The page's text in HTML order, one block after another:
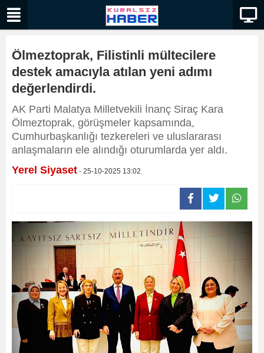
Ölmeztoprak, Filistinli mültecilere
destek amacıyla atılan yeni adımı
değerlendirdi.
AK Parti Malatya Milletvekili İnanç Siraç Kara
Ölmeztoprak, görüşmeler kapsamında,
Cumhurbaşkanlığı tezkereleri ve uluslararası
anlaşmaların ele alındığı oturumlarda yer aldı.
Yerel Siyaset - 25-10-2025 13:02